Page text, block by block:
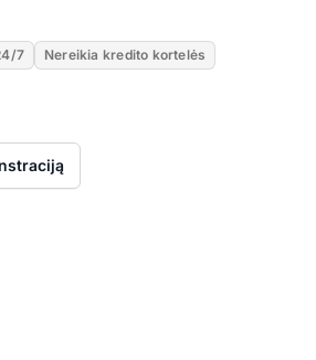
7
Nereikia kredito kortelės